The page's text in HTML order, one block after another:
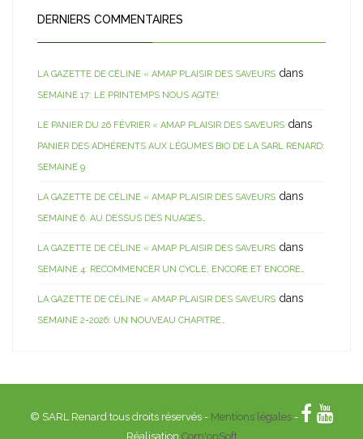
DERNIERS COMMENTAIRES
LA GAZETTE DE CÉLINE « AMAP PLAISIR DES SAVEURS dans
SEMAINE 17: LE PRINTEMPS NOUS AGITE!
LE PANIER DU 26 FÉVRIER « AMAP PLAISIR DES SAVEURS dans
PANIER DES ADHÉRENTS AUX LÉGUMES BIO DE LA SARL RENARD:
SEMAINE 9
LA GAZETTE DE CÉLINE « AMAP PLAISIR DES SAVEURS dans
SEMAINE 6: AU DESSUS DES NUAGES…
LA GAZETTE DE CÉLINE « AMAP PLAISIR DES SAVEURS dans
SEMAINE 4: RECOMMENCER UN CYCLE, ENCORE ET ENCORE…
LA GAZETTE DE CÉLINE « AMAP PLAISIR DES SAVEURS dans
SEMAINE 2-2026: UN NOUVEAU CHAPITRE…
© SARL Renard tous droits réservés - Mentions légales-
Réalisation Com'onSoft